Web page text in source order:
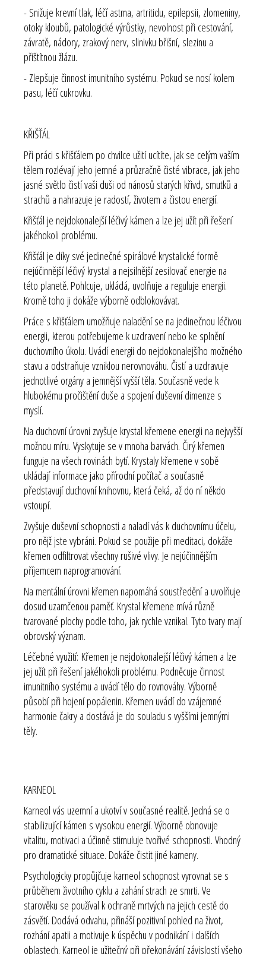
- Snižuje krevní tlak, léčí astma, artritidu, epilepsii, zlomeniny,
otoky kloubů, patologické výrůstky, nevolnost při cestování,
závratě, nádory, zrakový nerv, slinivku břišní, slezinu a
příštítnou žlázu.
- Zlepšuje činnost imunitního systému. Pokud se nosí kolem
pasu, léčí cukrovku.
KŘIŠŤÁL
Při práci s křišťálem po chvilce užití ucítíte, jak se celým vaším
tělem rozlévají jeho jemné a průzračně čisté vibrace, jak jeho
jasné světlo čistí vaši duši od nánosů starých křivd, smutků a
strachů a nahrazuje je radostí, životem a čistou energií.
Křišťál je nejdokonalejší léčivý kámen a lze jej užít při řešení
jakéhokoli problému.
Křišťál je díky své jedinečné spirálové krystalické formě
nejúčinnější léčivý krystal a nejsilnější zesilovač energie na
této planetě. Pohlcuje, ukládá, uvolňuje a reguluje energii.
Kromě toho ji dokáže výborně odblokovávat.
Práce s křišťálem umožňuje naladění se na jedinečnou léčivou
energii, kterou potřebujeme k uzdravení nebo ke splnění
duchovního úkolu. Uvádí energii do nejdokonalejšího možného
stavu a odstraňuje vzniklou nerovnováhu. Čistí a uzdravuje
jednotlivé orgány a jemnější vyšší těla. Současně vede k
hlubokému pročištění duše a spojení duševní dimenze s
myslí.
Na duchovní úrovni zvyšuje krystal křemene energii na nejvyšší
možnou míru. Vyskytuje se v mnoha barvách. Čirý křemen
funguje na všech rovinách bytí. Krystaly křemene v sobě
ukládají informace jako přírodní počítač a současně
představují duchovní knihovnu, která čeká, až do ní někdo
vstoupí.
Zvyšuje duševní schopnosti a naladí vás k duchovnímu účelu,
pro nějž jste vybráni. Pokud se použije při meditaci, dokáže
křemen odfiltrovat všechny rušivé vlivy. Je nejúčinnějším
příjemcem naprogramování.
Na mentální úrovni křemen napomáhá soustředění a uvolňuje
dosud uzamčenou paměť. Krystal křemene mívá různě
tvarované plochy podle toho, jak rychle vznikal. Tyto tvary mají
obrovský význam.
Léčebné využití: Křemen je nejdokonalejší léčivý kámen a lze
jej užít při řešení jakéhokoli problému. Podněcuje činnost
imunitního systému a uvádí tělo do rovnováhy. Výborně
působí při hojení popálenin. Křemen uvádí do vzájemné
harmonie čakry a dostává je do souladu s vyššími jemnými
těly.
KARNEOL
Karneol vás uzemní a ukotví v současné realitě. Jedná se o
stabilizující kámen s vysokou energií. Výborně obnovuje
vitalitu, motivaci a účinně stimuluje tvořivé schopnosti. Vhodný
pro dramatické situace. Dokáže čistit jiné kameny.
Psychologicky propůjčuje karneol schopnost vyrovnat se s
průběhem životního cyklu a zahání strach ze smrti. Ve
starověku se používal k ochraně mrtvých na jejich cestě do
zásvětí. Dodává odvahu, přináší pozitivní pohled na život,
rozhání apatii a motivuje k úspěchu v podnikání i dalších
oblastech. Karneol je užitečný při překonávání závislostí všeho